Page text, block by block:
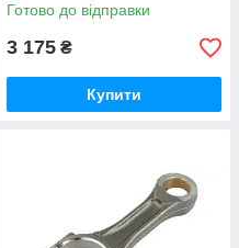
Готово до відправки
3 175 ₴
Купити